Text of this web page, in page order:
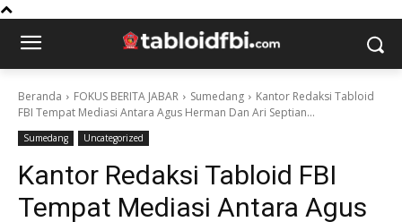
Beranda FOKUS BERITA JABAR Sumedang
Kantor Redaksi Tabloid
FBI Tempat Mediasi Antara Agus Herman Dan Ari Septian...
Sumedang Uncategorized
Kantor Redaksi Tabloid FBI
Tempat Mediasi Antara Agus